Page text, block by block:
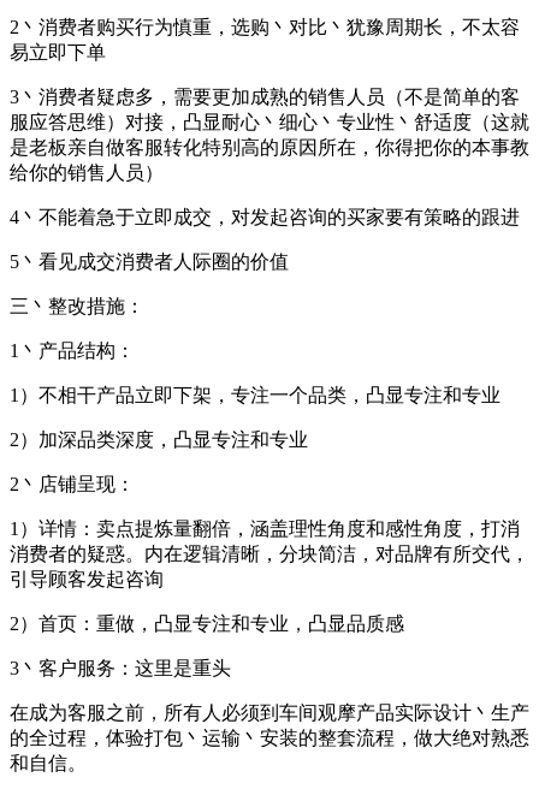
2丶消费者购买行为慎重，选购丶对比丶犹豫周期长，不太容
易立即下单
3丶消费者疑虑多，需要更加成熟的销售人员（不是简单的客
服应答思维）对接，凸显耐心丶细心丶专业性丶舒适度（这就
是老板亲自做客服转化特别高的原因所在，你得把你的本事教
给你的销售人员）
4丶不能着急于立即成交，对发起咨询的买家要有策略的跟进
5丶看见成交消费者人际圈的价值
三丶整改措施：
1丶产品结构：
1）不相干产品立即下架，专注一个品类，凸显专注和专业
2）加深品类深度，凸显专注和专业
2丶店铺呈现：
1）详情：卖点提炼量翻倍，涵盖理性角度和感性角度，打消
消费者的疑惑。内在逻辑清晰，分块简洁，对品牌有所交代，
引导顾客发起咨询
2）首页：重做，凸显专注和专业，凸显品质感
3丶客户服务：这里是重头
在成为客服之前，所有人必须到车间观摩产品实际设计丶生产
的全过程，体验打包丶运输丶安装的整套流程，做大绝对熟悉
和自信。